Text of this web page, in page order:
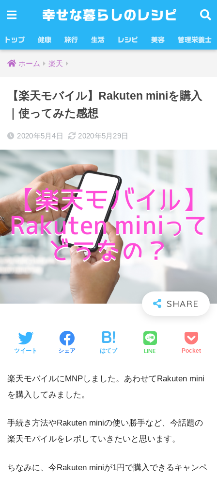
幸せな暮らしのレシピ
トップ 健康 旅行 生活 レシピ 美容 管理栄養士
ホーム 楽天
【楽天モバイル】Rakuten miniを購入
｜使ってみた感想
2020年5月4日 2020年5月29日
ツイート シェア はてブ LINE Pocket
楽天モバイルにMNPしました。あわせてRakuten mini
を購入してみました。
手続き方法やRakuten miniの使い勝手など、今話題の
楽天モバイルをレポしていきたいと思います。
ちなみに、今Rakuten miniが1円で購入できるキャンペ